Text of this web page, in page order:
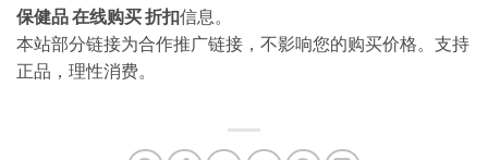
保健品 在线购买 折扣信息。
本站部分链接为合作推广链接，不影响您的购买价格。支持
正品，理性消费。